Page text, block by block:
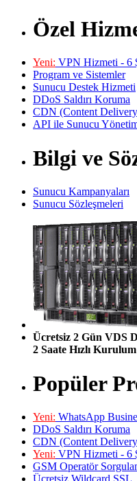
Özel
Yeni: VPN Hizmeti - 6
Program ve Sistemler
Sunucu Destek Hizmeti
DDoS Saldırı Koruma
CDN (Content
API ile Sunucu
Bilgi ve
Sunucu Kampanyaları
Sunucu Sözleşmeleri
Ücretsiz 2 Gün VDS
2 Saate Hızlı
Popüler
Yeni: WhatsApp
DDoS Saldırı Koruma
CDN (Content
Yeni: VPN Hizmeti - 6
GSM Operatör
Ücretsiz Wildcard SSL